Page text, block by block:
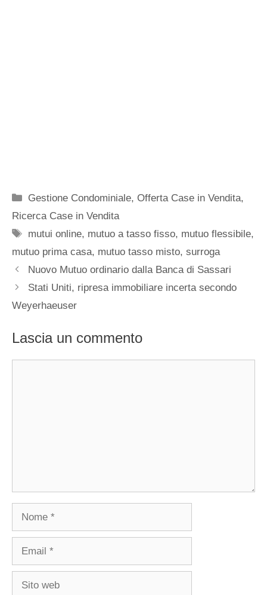
Categorie
Gestione Condominiale,Offerta Case in Vendita,
Ricerca Case in Vendita
Tag
mutui online, mutuo a tasso fisso, mutuo flessibile,
mutuo prima casa, mutuo tasso misto, surroga
Nuovo Mutuo ordinario dalla Banca di Sassari
Stati Uniti, ripresa immobiliare incerta secondo
Weyerhaeuser
Lascia un commento
Nome
Email
Sito